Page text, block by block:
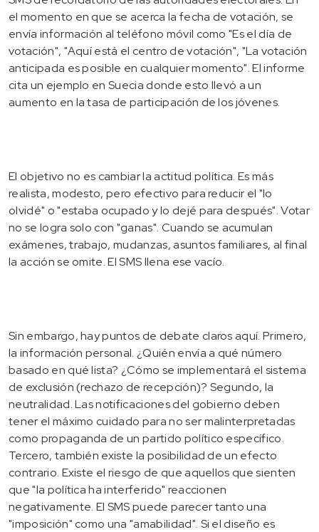
el momento en que se acerca la fecha de votación, se
envía información al teléfono móvil como "Es el día de
votación", "Aquí está el centro de votación", "La votación
anticipada es posible en cualquier momento". El informe
cita un ejemplo en Suecia donde esto llevó a un
aumento en la tasa de participación de los jóvenes.
El objetivo no es cambiar la actitud política. Es más
realista, modesto, pero efectivo para reducir el "lo
olvidé" o "estaba ocupado y lo dejé para después". Votar
no se logra solo con "ganas". Cuando se acumulan
exámenes, trabajo, mudanzas, asuntos familiares, al final
la acción se omite. El SMS llena ese vacío.
Sin embargo, hay puntos de debate claros aquí. Primero,
la información personal. ¿Quién envía a qué número
basado en qué lista? ¿Cómo se implementará el sistema
de exclusión (rechazo de recepción)? Segundo, la
neutralidad. Las notificaciones del gobierno deben
tener el máximo cuidado para no ser malinterpretadas
como propaganda de un partido político específico.
Tercero, también existe la posibilidad de un efecto
contrario. Existe el riesgo de que aquellos que sienten
que "la política ha interferido" reaccionen
negativamente. El SMS puede parecer tanto una
"imposición" como una "amabilidad". Si el diseño es